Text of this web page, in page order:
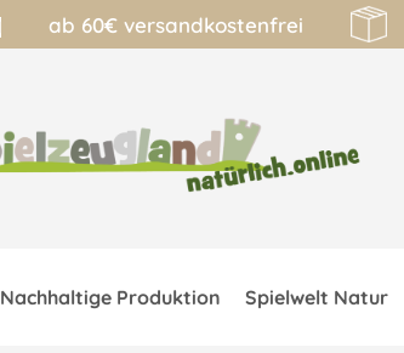
ab 60€ versandkostenfrei
Nachhaltige Produktion Spielwelt Natur